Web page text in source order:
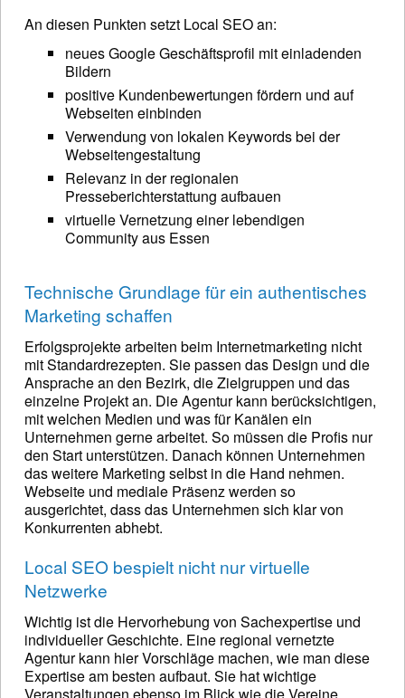
An diesen Punkten setzt Local SEO an:
neues Google Geschäftsprofil mit einladenden
Bildern
positive Kundenbewertungen fördern und auf
Webseiten einbinden
Verwendung von lokalen Keywords bei der
Webseitengestaltung
Relevanz in der regionalen
Presseberichterstattung aufbauen
virtuelle Vernetzung einer lebendigen
Community aus Essen
Technische Grundlage für ein authentisches
Marketing schaffen
Erfolgsprojekte arbeiten beim Internetmarketing nicht
mit Standardrezepten. Sie passen das Design und die
Ansprache an den Bezirk, die Zielgruppen und das
einzelne Projekt an. Die Agentur kann berücksichtigen,
mit welchen Medien und was für Kanälen ein
Unternehmen gerne arbeitet. So müssen die Profis nur
den Start unterstützen. Danach können Unternehmen
das weitere Marketing selbst in die Hand nehmen.
Webseite und mediale Präsenz werden so
ausgerichtet, dass das Unternehmen sich klar von
Konkurrenten abhebt.
Local SEO bespielt nicht nur virtuelle
Netzwerke
Wichtig ist die Hervorhebung von Sachexpertise und
individueller Geschichte. Eine regional vernetzte
Agentur kann hier Vorschläge machen, wie man diese
Expertise am besten aufbaut. Sie hat wichtige